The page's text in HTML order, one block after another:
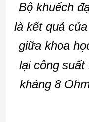
Bộ khuếch
là kết quả
giữa khoa
lại công
kháng 8